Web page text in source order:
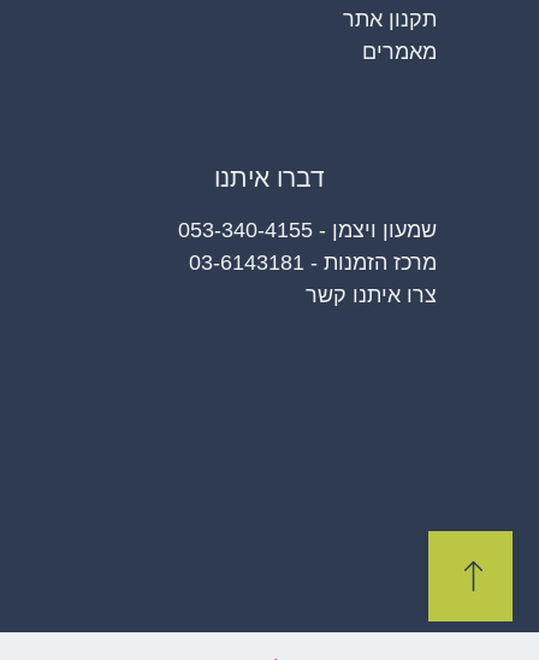
תקנון אתר
מאמרים
דברו איתנו
שמעון ויצמן - 053-340-4155
מרכז הזמנות - 03-6143181
צרו איתנו קשר